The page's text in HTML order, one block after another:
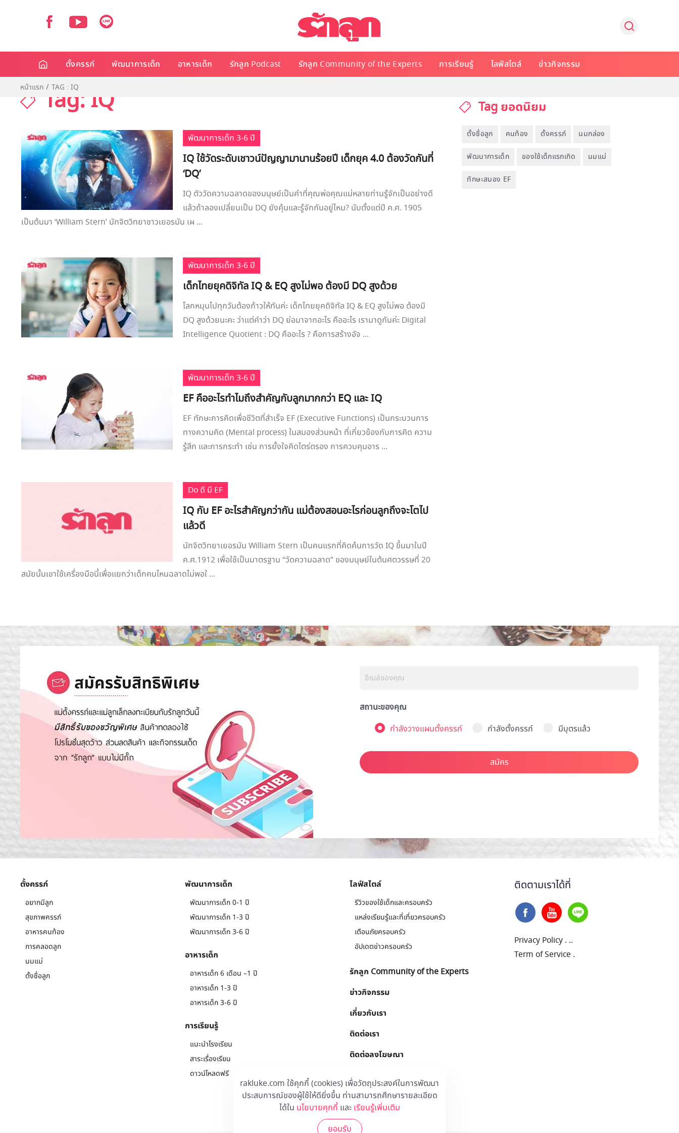
rakluke.com ใช้คุกกี้ (cookies) เพื่อวัตถุประสงค์ในการพัฒนา
ประสบการณ์ของผู้ใช้ให้ดียิ่งขึ้น ท่านสามารถศึกษารายละเอียด
ได้ใน นโยบายคุกกี้และ เรียนรู้เพิ่มเติม
ยอมรับ
ตั้งครรภ์ พัฒนาการเด็ก อาหารเด็ก รักลูก Podcast รักลูก Community of the Experts การเรียนรู้ ไลฟ์สไตล์ ข่าวกิจกรรม
หน้าแรก TAG : IQ
Tag: IQ
พัฒนาการเด็ก 3-6 ปี
IQ ใช้วัดระดับเชาวน์ปัญญามานานร้อยปี เด็กยุค 4.0 ต้องวัดกันที่
‘DQ’
IQ ตัววัดความฉลาดของมนุษย์เป็นคำที่คุณพ่อคุณแม่หลายท่านรู้จักเป็นอย่างดี
แล้วถ้าลองเปลี่ยนเป็น DQ ยังคุ้นและรู้จักกันอยู่ไหม? นับตั้งแต่ปี ค.ศ. 1905
เป็นต้นมา ‘William Stern’ นักจิตวิทยาชาวเยอรมัน เผ ...
พัฒนาการเด็ก 3-6 ปี
เด็กไทยยุคดิจิทัล IQ & EQ สูงไม่พอ ต้องมี DQ สูงด้วย
โลกหมุนไปทุกวันต้องก้าวให้ทันค่ะ เด็กไทยยุคดิจิทัล IQ & EQ สูงไม่พอ ต้องมี
DQ สูงด้วยนะคะ ว่าแต่คำว่า DQ ย่อมาจากอะไร คืออะไร เรามาดูกันค่ะ Digital
Intelligence Quotient : DQ คืออะไร ? คือการสร้างอัจ ...
พัฒนาการเด็ก 3-6 ปี
EF คืออะไรทำไมถึงสำคัญกับลูกมากกว่า EQ และ IQ
EF ทักษะการคิดเพื่อชีวิตที่สำเร็จ EF (Executive Functions) เป็นกระบวนการ
ทางความคิด (Mental process) ในสมองส่วนหน้า ที่เกี่ยวข้องกับการคิด ความ
รู้สึก และการกระทำ เช่น การยั้งใจคิดไตร่ตรอง การควบคุมอาร ...
Do ดี มี EF
IQ กับ EF อะไรสำคัญกว่ากัน แม่ต้องสอนอะไรก่อนลูกถึงจะโตไป
แล้วดี
นักจิตวิทยาเยอรมัน William Stern เป็นคนแรกที่คิดค้นการวัด IQ ขึ้นมาในปี
ค.ศ.1912 เพื่อใช้เป็นมาตรฐาน “วัดความฉลาด” ของมนุษย์ในต้นศตวรรษที่ 20
สมัยนั้นเขาใช้เครื่องมือนี้เพื่อแยกว่าเด็กคนไหนฉลาดไม่พอใ ...
Tag ยอดนิยม
ตั้งชื่อลูก คนท้อง ตั้งครรภ์ นมกล่อง
พัฒนาการเด็ก ของใช้เด็กแรกเกิด นมแม่
ทักษะสมอง EF
สถานะของคุณ
กำลังวางแผนตั้งครรภ์
กำลังตั้งครรภ์ มีบุตรแล้ว
สมัคร
ตั้งครรภ์
อยากมีลูก
สุขภาพครรภ์
อาหารคนท้อง
การคลอดลูก
นมแม่
ตั้งชื่อลูก
พัฒนาการเด็ก
พัฒนาการเด็ก 0-1 ปี
พัฒนาการเด็ก 1-3 ปี
พัฒนาการเด็ก 3-6 ปี
อาหารเด็ก
อาหารเด็ก 6 เดือน –1 ปี
อาหารเด็ก 1-3 ปี
อาหารเด็ก 3-6 ปี
การเรียนรู้
แนะนำโรงเรียน
สาระเรื่องเรียน
ดาวน์โหลดฟรี
ไลฟ์สไตล์
รีวิวของใช้เด็กและครอบครัว
แหล่งเรียนรู้และที่เที่ยวครอบครัว
เตือนภัยครอบครัว
อัปเดตข่าวครอบครัว
รักลูก Community of the Experts
ข่าวกิจกรรม
เกี่ยวกับเรา
ติดต่อเรา
ติดต่อลงโฆษณา
ติดตามเราได้ที่
Privacy Policy . ..
Term of Service .